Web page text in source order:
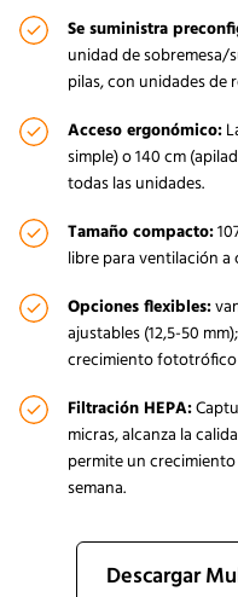
Se suministra
unidad de sobremesa/
pilas, con unidades de
Acceso ergonómico:
simple) o 140 cm
todas las unidades.
Tamaño compacto:
libre para ventilación a
Opciones flexibles:
ajustables (12,5-50
crecimiento
Filtración HEPA:
micras, alcanza la
permite un
semana.
Descargar